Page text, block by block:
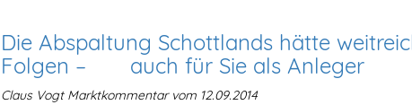
Die Abspaltung Schottlands hätte
Folgen – auch für Sie als Anleger
Claus Vogt Marktkommentar vom 12.09.2014